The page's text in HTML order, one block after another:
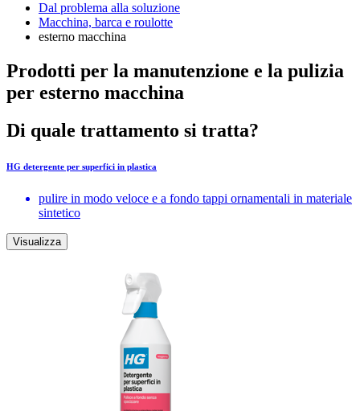
Dal problema alla soluzione
Macchina, barca e roulotte
esterno macchina
Prodotti per la manutenzione e la pulizia
per esterno macchina
Di quale trattamento si tratta?
HG detergente per superfici in plastica
pulire in modo veloce e a fondo tappi ornamentali in materiale
sintetico
Visualizza